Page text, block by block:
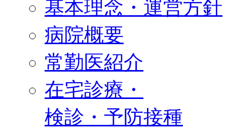
基本理念・運営方針
病院概要
常勤医紹介
在宅診療・
検診・予防接種